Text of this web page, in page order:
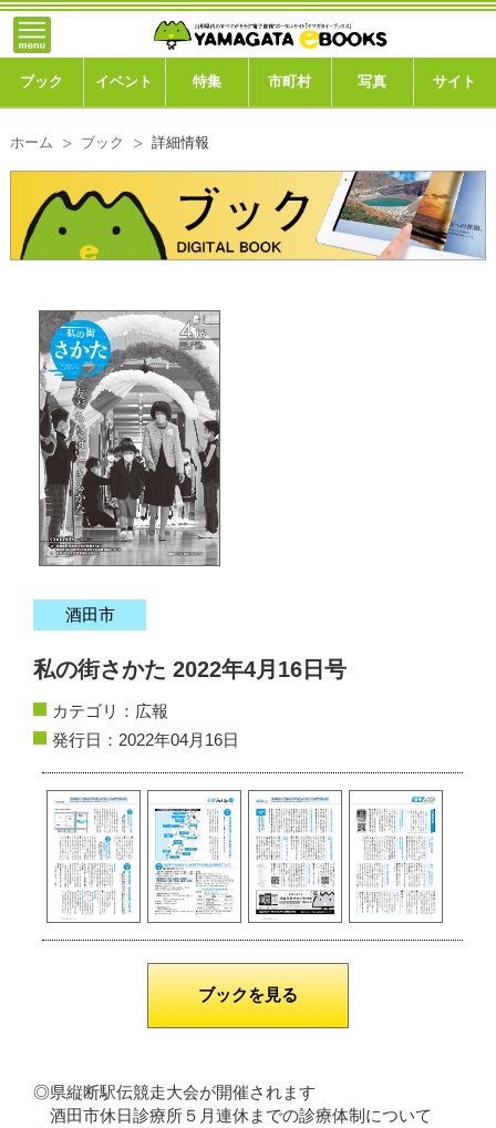
ブック イベント 特集 市町村 写真 サイト
ホーム ブック 詳細情報
酒田市
私の街さかた 2022年4月16日号
カテゴリ： 広報
発行日：2022年04月16日
ブックを見る
◎県縦断駅伝競走大会が開催されます
酒田市休日診療所５月連休までの診療体制について
トップ
ブック
市町村
このサイトについて
運営会社
ご利用ガイド
よくある質問
サイトマップ
個人情報保護方針
動作環境
リンク集
}; -->